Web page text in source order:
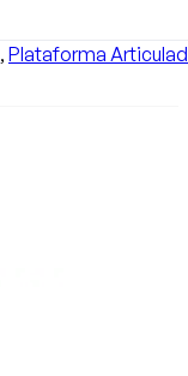
, Plataforma